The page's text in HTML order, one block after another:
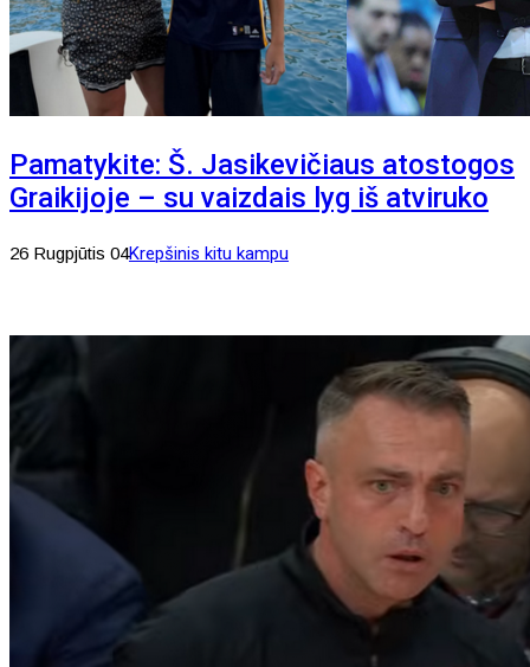
Pamatykite: Š. Jasikevičiaus atostogos
Graikijoje – su vaizdais lyg iš atviruko
26 Rugpjūtis 04Krepšinis kitu kampu